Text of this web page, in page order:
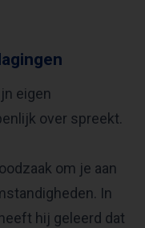
eigen
over spreekt.
om je aan
In
hij geleerd dat